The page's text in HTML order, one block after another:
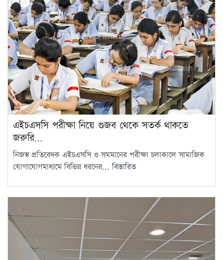
এইচএসসি পরীক্ষা নিয়ে গুজব থেকে সতর্ক থাকতে
জরুরি…
নিজস্ব প্রতিবেদক এইচএসসি ও সমমানের পরীক্ষা চলাকালে সামাজিক
যোগাযোগমাধ্যমে বিভিন্ন ধরনের...বিস্তারিত